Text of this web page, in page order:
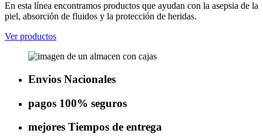
En esta línea encontramos productos que ayudan con la asepsia de la
piel, absorción de fluidos y la protección de heridas.
Ver productos
Envios Nacionales
pagos 100% seguros
mejores Tiempos de entrega